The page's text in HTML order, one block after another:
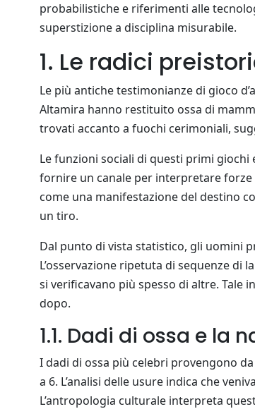
probabilistiche e riferimenti alle
superstizione a disciplina misurabile.
1. Le radici
Le più antiche testimonianze di gioco
Altamira hanno restituito ossa di
trovati accanto a fuochi cerimoniali,
Le funzioni sociali di questi primi
fornire un canale per interpretare forze
come una manifestazione del destino
un tiro.
Dal punto di vista statistico, gli uomini
L’osservazione ripetuta di sequenze
si verificavano più spesso di altre. Tale
dopo.
1.1. Dadi di ossa e la
I dadi di ossa più celebri provengono
a 6. L’analisi delle usure indica che
L’antropologia culturale interpreta